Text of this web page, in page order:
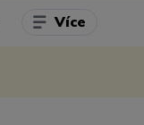
Více